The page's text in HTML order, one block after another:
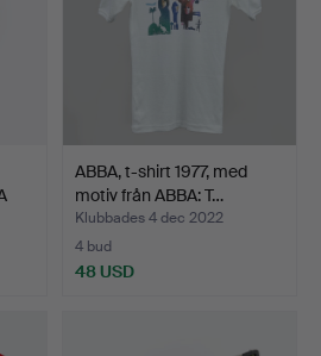
ABBA, t-shirt 1977, med
motiv från ABBA: T…
Klubbades 4 dec 2022
4 bud
48 USD